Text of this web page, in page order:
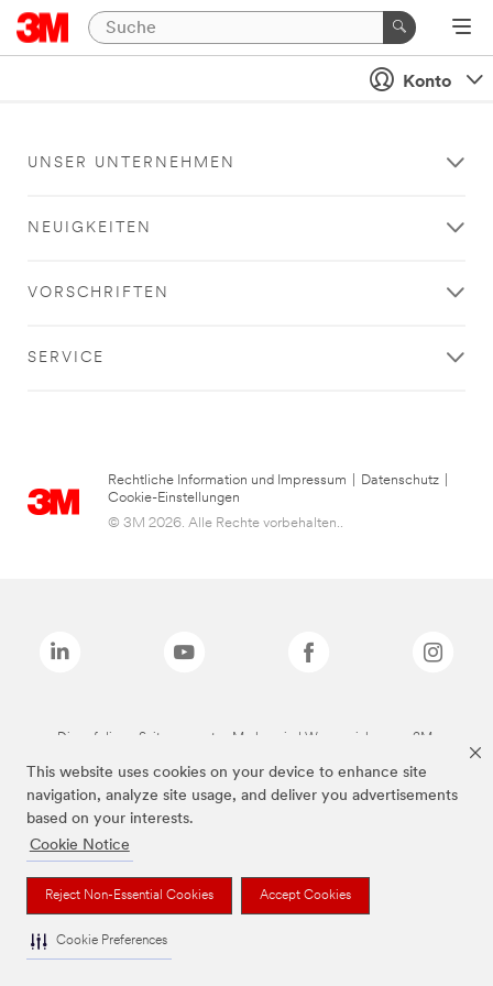
This website uses cookies on your device to enhance site
navigation, analyze site usage, and deliver you advertisements
based on your interests.
Cookie Notice
Reject Non-Essential Cookies Accept Cookies
Cookie Preferences
Konto
UNSER UNTERNEHMEN
NEUIGKEITEN
VORSCHRIFTEN
SERVICE
Rechtliche Information und Impressum Datenschutz
Cookie-Einstellungen
© 3M 2026. Alle Rechte vorbehalten..
Die auf dieser Seite genannten Marken sind Warenzeichen von 3M.